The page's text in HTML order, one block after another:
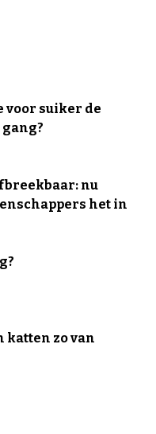
voor suiker de
nu
het in
katten zo van